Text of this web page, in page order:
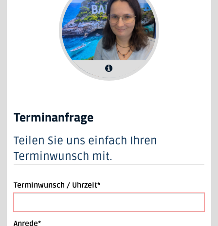
Alma Seidel
Auszubildende
Terminanfrage
Teilen Sie uns einfach Ihren
Terminwunsch mit.
Terminwunsch / Uhrzeit*
Anrede*